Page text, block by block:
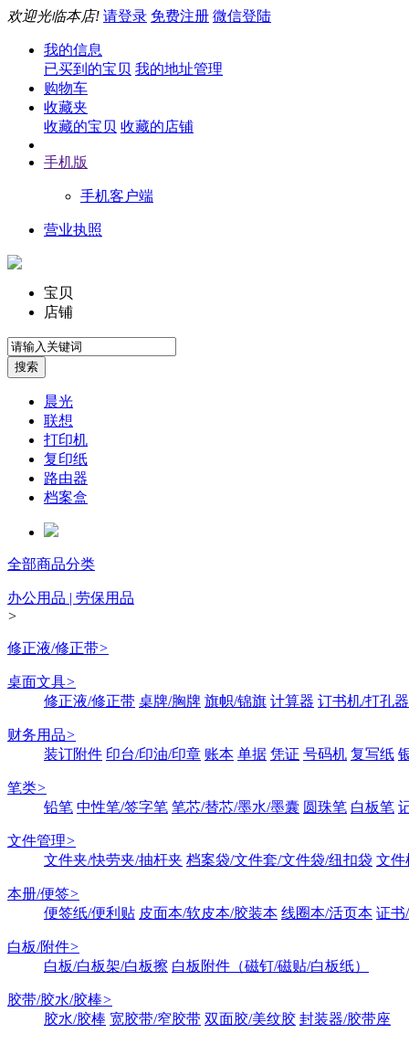
欢迎光临本店! 请登录 免费注册 微信登陆
我的信息
已买到的宝贝 我的地址管理
购物车
收藏夹
收藏的宝贝 收藏的店铺
手机版
手机客户端
营业执照
宝贝
店铺
晨光
联想
打印机
复印纸
路由器
档案盒
全部商品分类
办公用品 | 劳保用品
>
修正液/修正带>
桌面文具>
修正液/修正带 桌牌/胸牌 旗帜/锦旗 计算器 订书机/打孔器
财务用品>
装订附件 印台/印油/印章 账本 单据 凭证 号码机 复写纸
笔类>
铅笔 中性笔/签字笔 笔芯/替芯/墨水/墨囊 圆珠笔 白板笔
文件管理>
文件夹/快劳夹/抽杆夹 档案袋/文件套/文件袋/纽扣袋 文件
本册/便签>
便签纸/便利贴 皮面本/软皮本/胶装本 线圈本/活页本 证书
白板/附件>
白板/白板架/白板擦 白板附件（磁钉/磁贴/白板纸）
胶带/胶水/胶棒>
胶水/胶棒 宽胶带/窄胶带 双面胶/美纹胶 封装器/胶带座